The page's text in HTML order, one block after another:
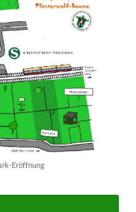
Eröffnung